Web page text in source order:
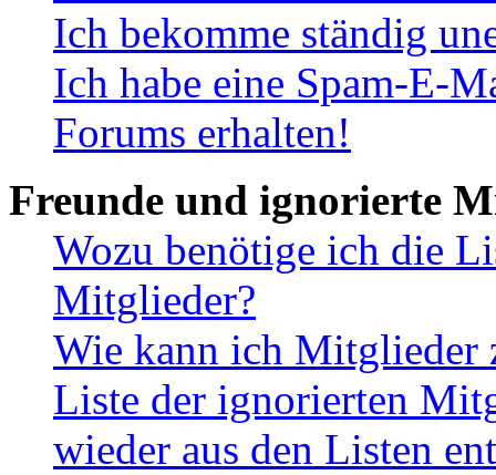
Ich bekomme ständig
Ich habe eine Spam-E-
Forums erhalten!
Freunde und ignorierte
Wozu benötige ich die
Mitglieder?
Wie kann ich Mitglieder
Liste der ignorierten
wieder aus den Listen